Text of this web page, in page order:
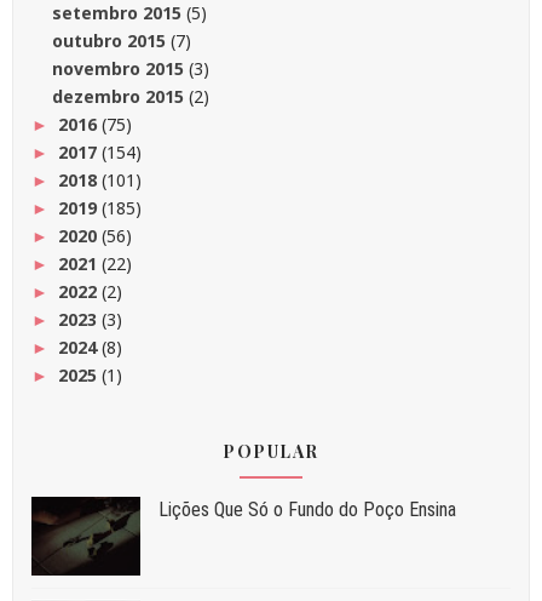
setembro 2015 (5)
outubro 2015 (7)
novembro 2015 (3)
dezembro 2015 (2)
► 2016(75)
► 2017 (154)
► 2018 (101)
► 2019(185)
► 2020 (56)
► 2021 (22)
► 2022 (2)
► 2023 (3)
► 2024(8)
► 2025 (1)
POPULAR
Liç⁠ões Que Só o Fundo do Poço Ensina